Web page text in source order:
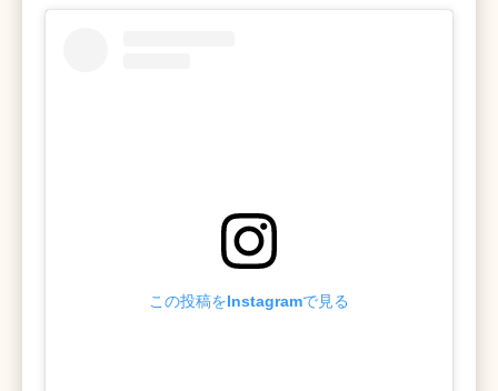
この投稿をInstagramで見る